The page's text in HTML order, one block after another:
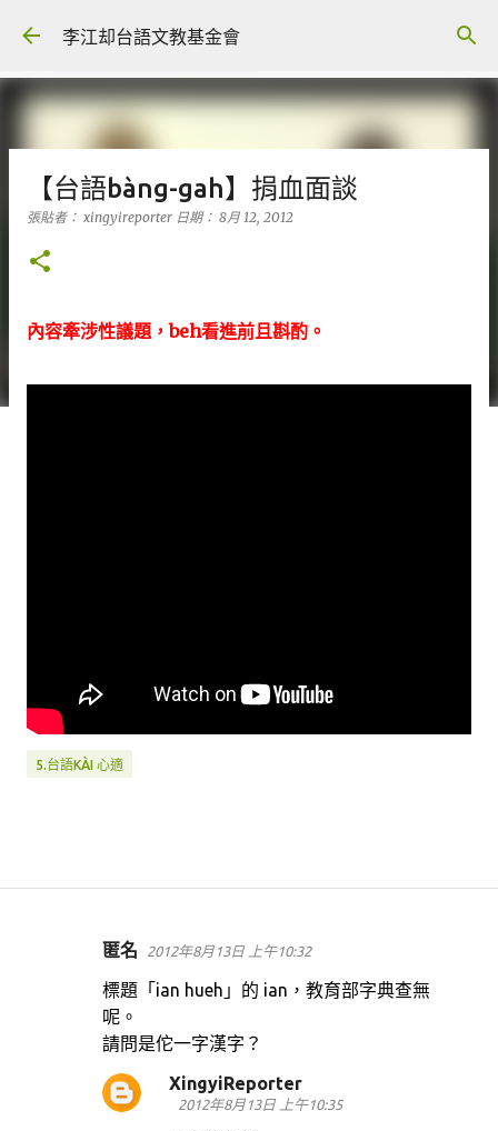
跳到主要內容
李江却台語文教基金會
【台語bàng-gah】捐血面談
張貼者： xingyireporter 日期： 8月 12, 2012
內容牽涉性議題，beh看進前且斟酌。
5.台語KÀI 心適
匿名 2012年8月13日 上午10:32
標題「ian hueh」的 ian，教育部字典查無
呢。
請問是佗一字漢字？
XingyiReporter
2012年8月13日 上午10:35